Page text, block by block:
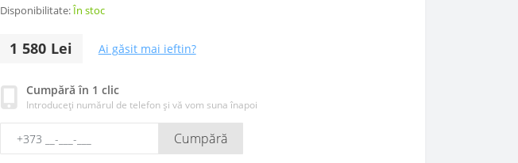
Disponibilitate:În stoc
1 580 Lei Ai găsit mai ieftin?
Cumpără în 1 clic
Introduceți numărul de telefon și vă vom suna înapoi
Cumpără